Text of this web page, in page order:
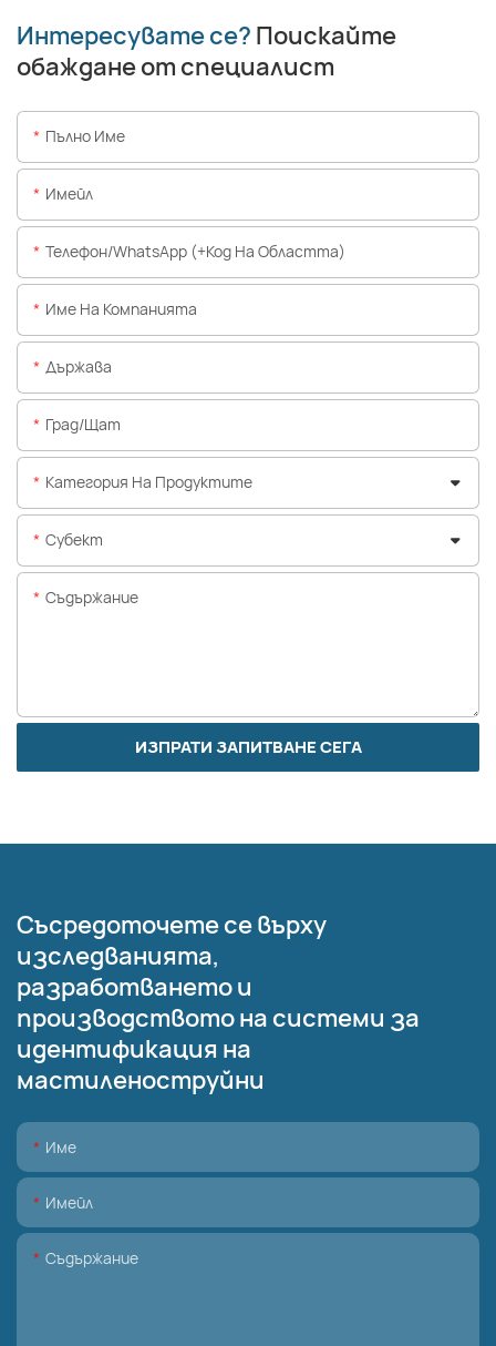
Интересувате се? Поискайте
обаждане от специалист
Пълно Име
Имейл
Телефон/WhatsApp (+Код На Областта)
Име На Компанията
Държава
Град/щат
Категория На Продуктите
Субект
Съдържание
ИЗПРАТИ ЗАПИТВАНЕ СЕГА
Съсредоточете се върху
изследванията,
разработването и
производството на системи за
идентификация на
мастиленоструйни
Име
Имейл
Съдържание